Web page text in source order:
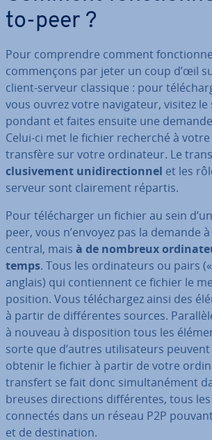
to-peer ?
Pour com­prendre comment
com­men­çons par jeter un coup d’œil
client-serveur classique : pour
vous ouvrez votre na­vi­ga­teur, visitez
pon­dant et faites ensuite une
Celui-ci met le fichier recherché à
transfère sur votre or­di­na­teur. Le
clu­si­ve­ment uni­di­rec­tion­nel et les
serveur sont clai­re­ment répartis.
Pour té­lé­char­ger un fichier au sein
peer, vous n’envoyez pas la demande
central, mais à de nombreux
temps. Tous les or­di­na­teurs ou pairs
anglais) qui con­tien­nent ce fichier le
po­si­tion. Vous té­lé­char­gez ainsi des
à partir de dif­fé­rentes sources.
à nouveau à dis­po­si­tion tous les
sorte que d’autres uti­li­sa­teurs
obtenir le fichier à partir de votre
transfert se fait donc si­mul­ta­né­ment
breuses di­rec­tions dif­fé­rentes, tous
connectés dans un réseau P2P
et de des­ti­na­tion.